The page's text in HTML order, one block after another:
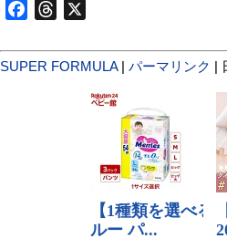
FacebookThreads
SUPER FORMULA| パーマリンク |